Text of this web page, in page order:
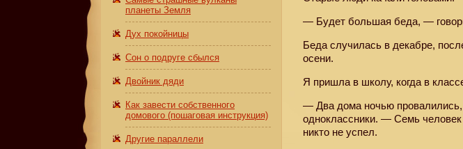
— Будет большая беда, —
Беда случилась в декабре,
осени.
Я пришла в школу, когда в
— Два дома ночью
одноклассники. — Семь
никто не успел.
планеты Земля
Дух покойницы
Сон о подруге сбылся
Двойник дяди
Как завести собственного
домового (пошаговая инструкция)
Другие параллели